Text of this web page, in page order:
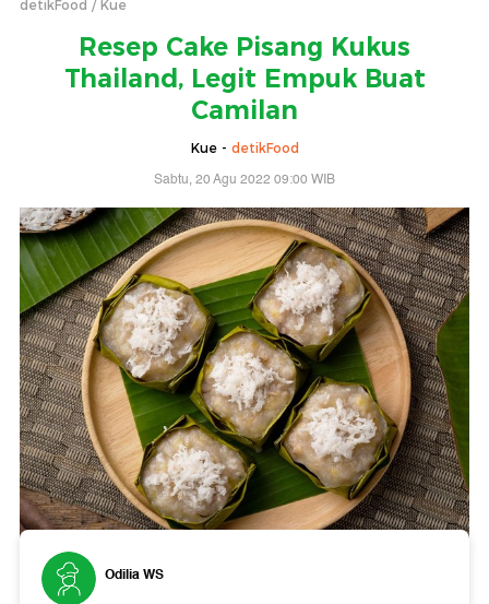
detikFood Kue
Resep Cake Pisang Kukus
Thailand, Legit Empuk Buat
Camilan
Kue - detikFood
Sabtu, 20 Agu 2022 09:00 WIB
Foto: iStock
Odilia WS